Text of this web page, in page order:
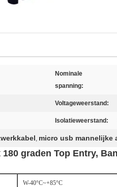
Nominale
spanning:
Voltageweerstand:
Isolatieweerstand:
, micro usb mannelijke
graden Top Entry,
W-40°C~+85°C